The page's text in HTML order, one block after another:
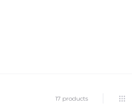
17 products